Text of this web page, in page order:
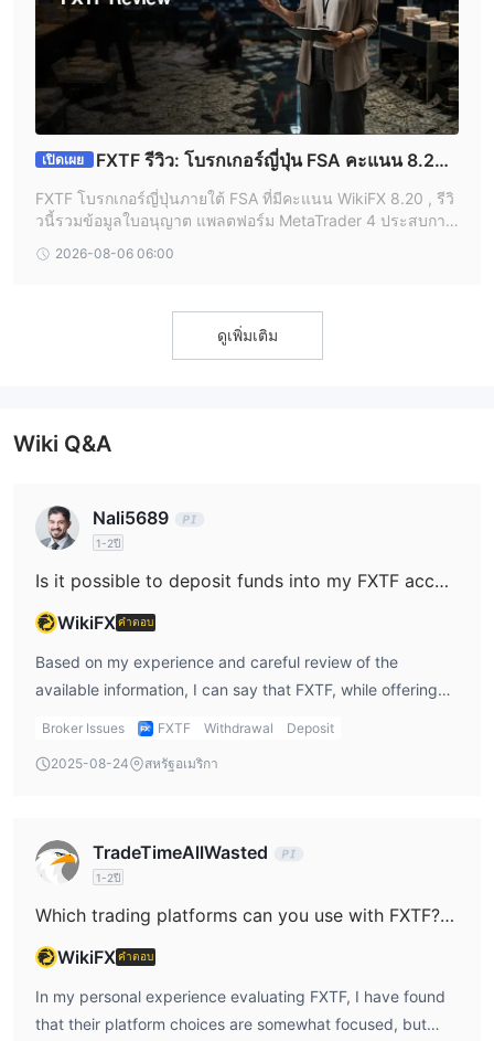
เปิดเผย
FXTF รีวิว: โบรกเกอร์ญี่ปุ่น FSA คะแนน 8.20 ,
จุดแข็งที่แท้จริงคืออะไร?
FXTF โบรกเกอร์ญี่ปุ่นภายใต้ FSA ที่มีคะแนน WikiFX 8.20 , รีวิ
วนี้รวมข้อมูลใบอนุญาต แพลตฟอร์ม MetaTrader 4 ประสบการ
จก่อนเปิดบัญชี
2026-08-06 06:00
ดูเพิ่มเติม
Wiki Q&A
Nali5689
1-2ปี
Is it possible to deposit funds into my FXTF account with cryptocurrencies such as Bitcoin or USDT?
WikiFXคำตอบ
Based on my experience and careful review of the
available information, I can say that FXTF, while offering
cryptocurrency CFDs as tradable instruments, does not
or USDT. For me, this distinction is important—being able
far as I can determine, FXTF appears to have only one
payment method available for deposits and withdrawals,
and it is not specified as crypto-related. This aligns with
reflecting a cautious regulatory stance toward direct
crypto deposits due to anti-money laundering priorities
and client protection policies. While I appreciate the
Broker Issues FXTF Withdrawal Deposit
2025-08-24 สหรัฐอเมริกา
TradeTimeAllWasted
1-2ปี
Which trading platforms can you use with FXTF? Do they offer access to MT4, MT5, or cTrader?
WikiFXคำตอบ
In my personal experience evaluating FXTF, I have found
that their platform choices are somewhat focused, but